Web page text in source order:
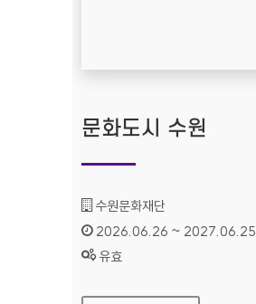
문화도시 수원
기관명 :
수원문화재단
인증기간 :
2026.06.26 ~ 2027.06.25
상태 :
유효